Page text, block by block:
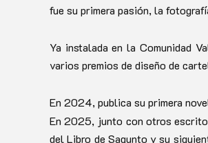
fue su primera pasión, la
Ya instalada en la Comunidad
varios premios de diseño de
En 2024, publica su primera
En 2025, junto con otros
del Libro de Sagunto y su